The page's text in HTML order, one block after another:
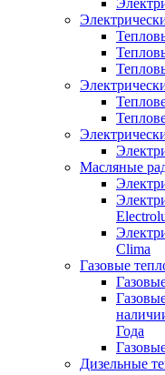
Масляные
Clima
Газовые
Года
Дизельные